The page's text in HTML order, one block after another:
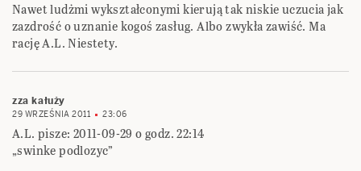
Nawet ludżmi wykształconymi kierują tak niskie uczucia jak
zazdrość o uznanie kogoś zasług. Albo zwykła zawiść. Ma
rację A.L. Niestety.
zza kałuży
29 WRZEŚNIA 2011 23:06
A.L. pisze: 2011-09-29 o godz. 22:14
„swinke podlozyc”